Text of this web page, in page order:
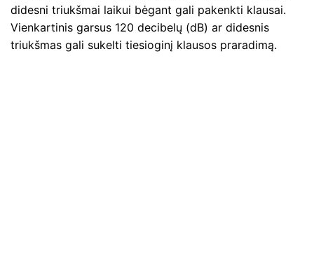
didesni triukšmai laikui bėgant gali pakenkti klausai.
Vienkartinis garsus 120 decibelų (dB) ar didesnis
triukšmas gali sukelti tiesioginį klausos praradimą.